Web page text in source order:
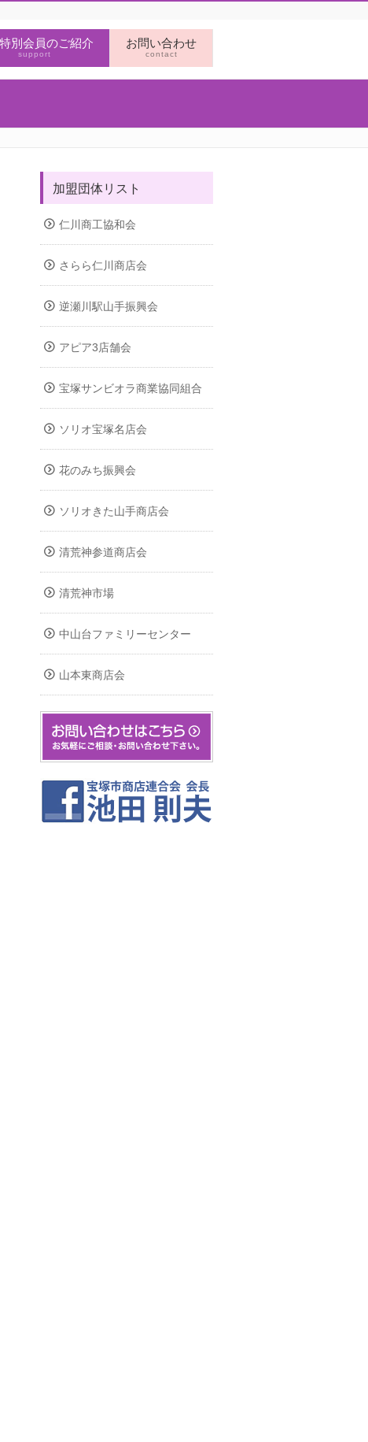
別会員のご紹介
support
お問い合わせ
contact
加盟団体リスト
仁川商工協和会
さらら仁川商店会
逆瀬川駅山手振興会
アピア3店舗会
宝塚サンビオラ商業協同組合
ソリオ宝塚名店会
花のみち振興会
ソリオきた山手商店会
清荒神参道商店会
清荒神市場
中山台ファミリーセンター
山本東商店会